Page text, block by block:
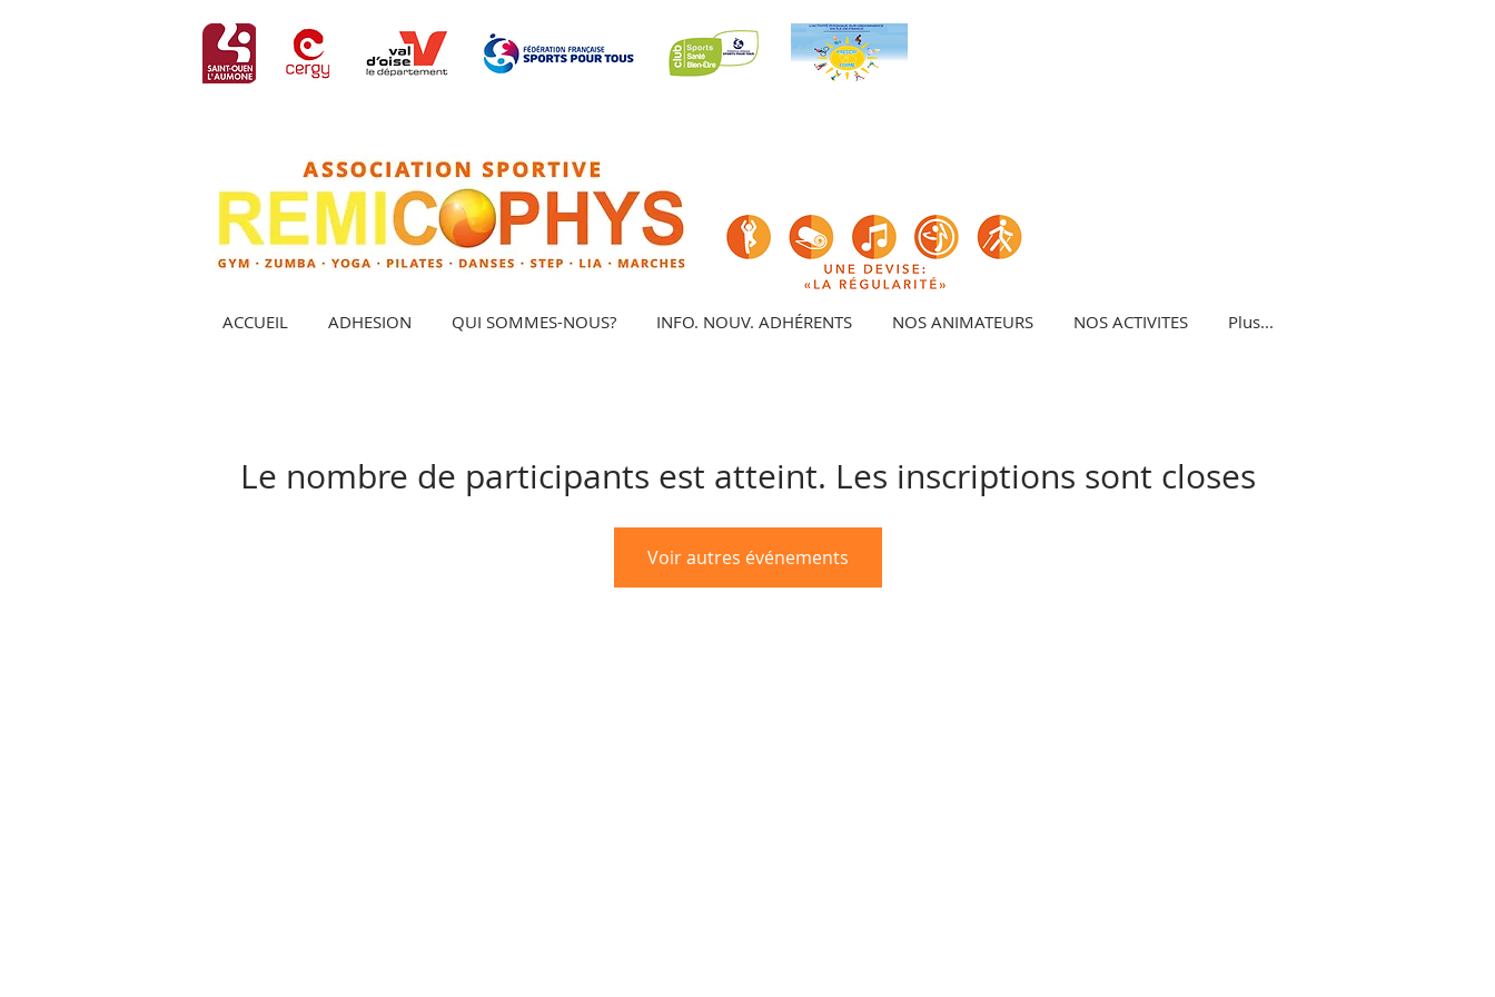
ACCUEIL ADHESION QUI SOMMES-NOUS? INFO. NOUV. ADHÉRENTS NOS ANIMATEURS NOS ACTIVITES Plus...
Le nombre de participants est atteint. Les inscriptions sont closes
Voir autres événements